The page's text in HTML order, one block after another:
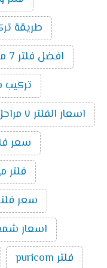
طريقة
افضل فلتر 7 مراحل
تركيب
اسعار الفلتر ٧ مراحل
سعر
فلتر
سعر
اسعار
فلتر puricom